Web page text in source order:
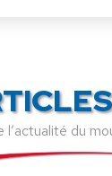
du